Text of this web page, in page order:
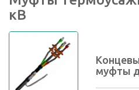
кВ
муфты